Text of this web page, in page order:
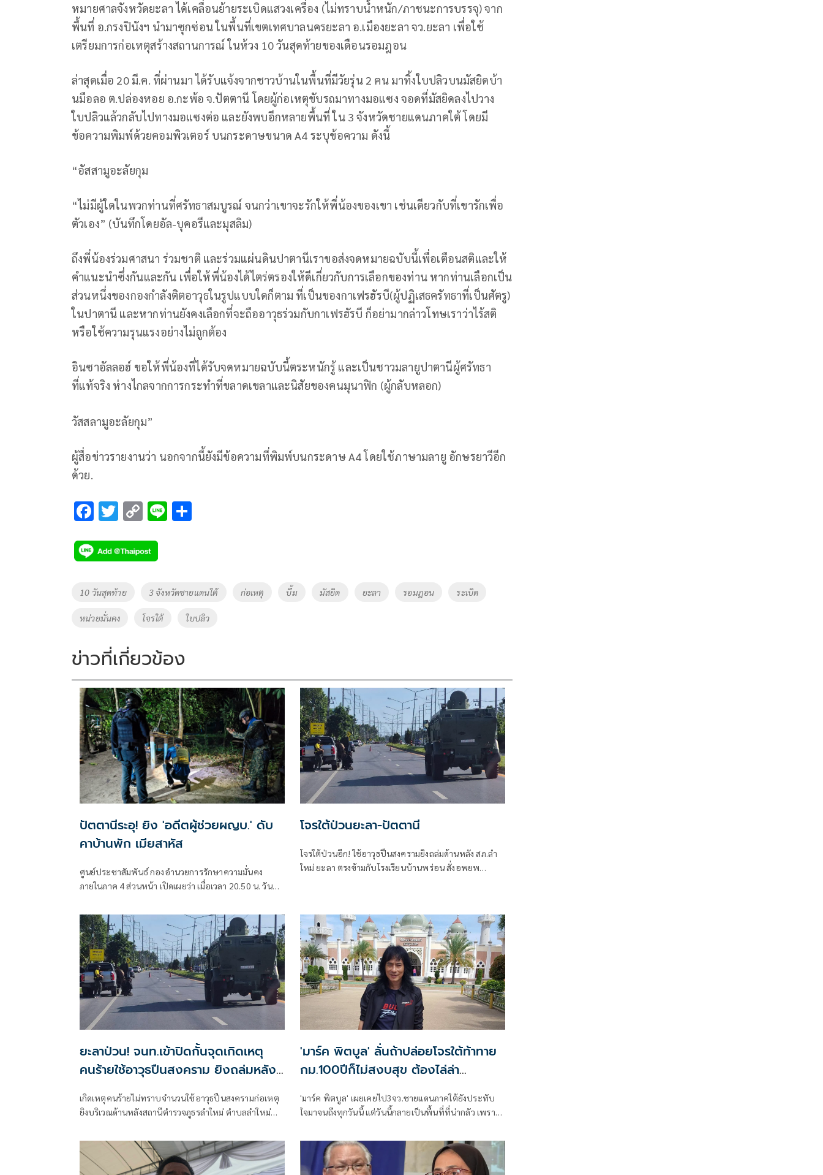
หมายศาลจังหวัดยะลา ได้เคลื่อนย้ายระเบิดแสวงเครื่อง (ไม่ทราบน้ำหนัก/ภาชนะการบรรจุ) จาก
พื้นที่ อ.กรงปินังฯ นำมาซุกซ่อน ในพื้นที่เขตเทศบาลนครยะลา อ.เมืองยะลา จว.ยะลา เพื่อใช้
เตรียมการก่อเหตุสร้างสถานการณ์ ในห้วง 10 วันสุดท้ายของเดือนรอมฎอน
ล่าสุดเมื่อ 20 มี.ค. ที่ผ่านมา ได้รับแจ้งจากชาวบ้านในพื้นที่มีวัยรุ่น 2 คน มาทิ้งใบปลิวบนมัสยิดบ้า
นมือลอ ต.ปล่องหอย อ.กะพ้อ จ.ปัตตานี โดยผู้ก่อเหตุขับรถมาทางมอแซง จอดที่มัสยิดลงไปวาง
ใบปลิวแล้วกลับไปทางมอแซงต่อ และยังพบอีกหลายพื้นที่ ใน 3 จังหวัดชายแดนภาคใต้ โดยมี
ข้อความพิมพ์ด้วยคอมพิวเตอร์ บนกระดาษขนาด A4 ระบุข้อความ ดังนี้
“อัสสามูอะลัยกุม
“ไม่มีผู้ใดในพวกท่านที่ศรัทธาสมบูรณ์ จนกว่าเขาจะรักให้พี่น้องของเขา เช่นเดียวกับที่เขารักเพื่อ
ตัวเอง” (บันทึกโดยอัล-บุคอรีและมุสลิม)
ถึงพี่น้องร่วมศาสนา ร่วมชาติ และร่วมแผ่นดินปาตานีเราขอส่งจดหมายฉบับนี้เพื่อเตือนสติและให้
คำแนะนำซึ่งกันและกัน เพื่อให้พี่น้องได้ไตร่ตรองให้ดีเกี่ยวกับการเลือกของท่าน หากท่านเลือกเป็น
ส่วนหนึ่งของกองกำลังติตอาวุธในรูปแบบใดก็ตาม ที่เป็นของกาเฟรฮัรบี(ผู้ปฏิเสธครัทธาที่เป็นศัตรู)
ในปาตานี และหากท่านยังคงเลือกที่จะถืออาวุธร่วมกับกาเฟรฮัรบี ก็อย่ามากล่าวโทษเราว่าไร้สติ
หรือใช้ความรุนแรงอย่างไม่ถูกต้อง
อินซาอัลลอฮ์ ขอให้พี่น้องที่ได้รับจดหมายฉบับนี้ตระหนักรู้ และเป็นชาวมลายูปาตานีผู้ศรัทธา
ที่แท้จริง ห่างไกลจากการกระทำที่ขลาดเขลาและนิสัยของคนมุนาฟิก (ผู้กลับหลอก)
วัสสลามูอะลัยกุม”
ผู้สื่อข่าวรายงานว่า นอกจากนี้ยังมีข้อความที่พิมพ์บนกระดาษ A4 โดยใช้ภาษามลายู อักษรยาวีอีก
ด้วย.
F
e
b
o
o
k
T
tt
er
C
p
y
Li
n
k
Li
Tags
10 วันสุดท้าย 3 จังหวัดชายแดนใต้ ก่อเหตุ บึ้ม มัสยิด ยะลา รอมฎอน ระเบิด
หน่วยมั่นคง โจรใต้ ใบปลิว
ข่าวที่เกี่ยวข้อง
ปัตตานีระอุ! ยิง 'อดีตผู้ช่วยผญบ.' ดับ
คาบ้านพัก เมียสาหัส
ศูนย์ประชาสัมพันธ์ กองอำนวยการรักษาความมั่นคง
ภายในภาค 4 ส่วนหน้า เปิดเผยว่า เมื่อเวลา 20.50 น. วันที่
ลอบยิงนายรียะ อาแว อดีตผู้ช่วยผู้ใหญ่บ้านหมู่ที่ 5
โจรใต้ป่วนยะลา-ปัตตานี
โจรใต้ป่วนอีก! ใช้อาวุธปืนสงครามยิงถล่มด้านหลัง สภ.ลำ
ใหม่ ยะลา ตรงข้ามกับโรงเรียนบ้านพร่อน สั่งอพยพ
ยะลาป่วน! จนท.เข้าปิดกั้นจุดเกิดเหตุ
คนร้ายใช้อาวุธปืนสงคราม ยิงถล่มหลัง
เกิดเหตุคนร้ายไม่ทราบจำนวนใช้อาวุธปืนสงครามก่อเหตุ
ยิงบริเวณด้านหลังสถานีตำรวจภูธรลำใหม่ ตำบลลำใหม่
'มาร์ค พิตบูล' ลั่นถ้าปล่อยโจรใต้ท้าทาย
กม.100ปีก็ไม่สงบสุข ต้องไล่ล่า
'มาร์ค พิตบูล' เผยเคยไป3จว.ชายแดนภาคใต้ยังประทับ
ใจมาจนถึงทุกวันนี้ แต่วันนี้กลายเป็นพื้นที่ที่น่ากลัว เพราะ
ชอบหากยังปล่อยให้พวกโจรท้าท้ายกฎหมาย อีก100 ปี
ดินแดนนี้ก็ไม่มีทางสงบสุข จี้เร่งไล่ล่ากวาดล้างโจรแบบขุด
รากถอนโคน